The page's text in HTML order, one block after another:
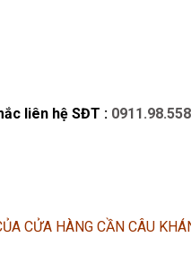
liên hệ SĐT :
CỬA HÀNG CẦN CÂU